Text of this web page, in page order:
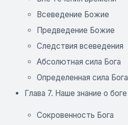
Всеведение Божие
Предведение Божие
Следствия всеведения
Абсолютная сила Бога
Определенная сила Бога
Глава 7. Наше знание о боге
Сокровенность Бога